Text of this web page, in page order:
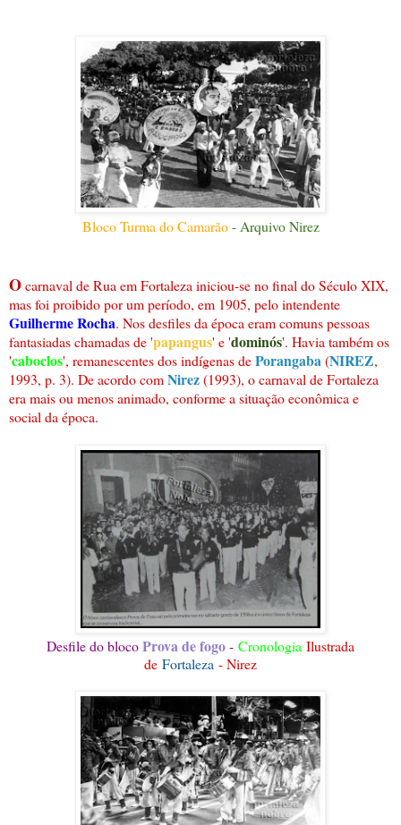
Bloco Turma do Camarão - Arquivo Nirez
Ocarnaval de Rua em Fortaleza iniciou-se no final do Século XIX,
mas foi proibido por um período, em 1905, pelo intendente
Guilherme Rocha. Nos desfiles da época eram comuns pessoas
fantasiadas chamadas de 'papangus' e 'dominós'. Havia também os
'caboclos', remanescentes dos indígenas dePorangaba (NIREZ,
1993, p. 3). De acordo comNirez(1993), o carnaval de Fortaleza
era mais ou menos animado, conforme a situação econômica e
social da época.
Desfile do blocoProva de fogo- Cronologia Ilustrada
de Fortaleza - Nirez